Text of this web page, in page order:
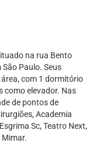
na rua Bento
Paulo. Seus
com 1 dormitório
como elevador. Nas
de pontos de
Academia
Sc, Teatro Next,